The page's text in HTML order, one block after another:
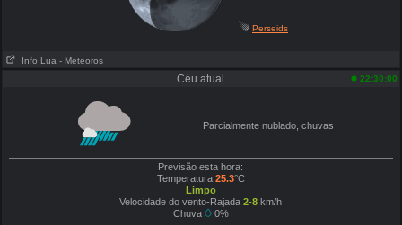
Perseids
Info Lua - Meteoros
Céu atual 22:30:00
Parcialmente nublado, chuvas
Previsão esta hora:
Temperatura 25.3°C
Limpo
Velocidade do vento-Rajada 2-8 km/h
Chuva
0%